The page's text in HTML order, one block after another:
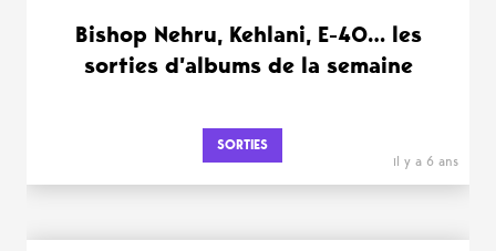
Bishop Nehru, Kehlani, E-40… les
sorties d’albums de la semaine
SORTIES
il y a 6 ans